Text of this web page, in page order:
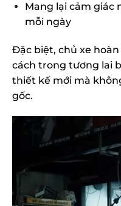
Mang lại cảm giác
mỗi ngày
Đặc biệt, chủ xe
cách trong tương lai
thiết kế mới mà
gốc.